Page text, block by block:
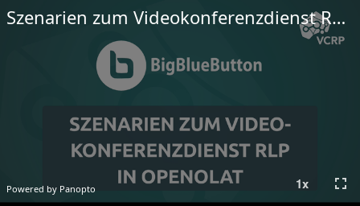
Powered by Panopto
Szenarien zum Videokonferenzdienst RLP mit OpenOlat
1x fullscreen